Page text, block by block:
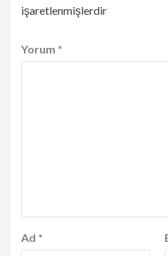
işaretlenmişlerdir
Yorum *
Ad *